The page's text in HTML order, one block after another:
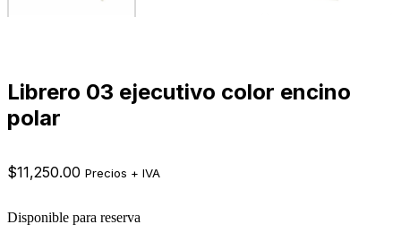
Librero 03 ejecutivo color encino
polar
$11,250.00 Precios + IVA
Disponible para reserva